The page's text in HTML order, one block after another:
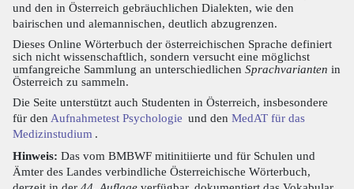
und den in Österreich gebräuchlichen Dialekten, wie den
bairischen und alemannischen, deutlich abzugrenzen.
Dieses Online Wörterbuch der österreichischen Sprache definiert
sich nicht wissenschaftlich, sondern versucht eine möglichst
umfangreiche Sammlung an unterschiedlichen Sprachvarianten in
Österreich zu sammeln.
Die Seite unterstützt auch Studenten in Österreich, insbesondere
für den Aufnahmetest Psychologie und den MedAT für das
Medizinstudium .
Hinweis: Das vom BMBWF mitinitiierte und für Schulen und
Ämter des Landes verbindliche Österreichische Wörterbuch,